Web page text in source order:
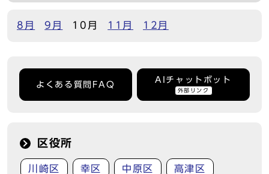
8月 9月 10月 11月 12月
よくある質問FAQ
AIチャットボット
外部リンク
区役所
川崎区 幸区 中原区 高津区